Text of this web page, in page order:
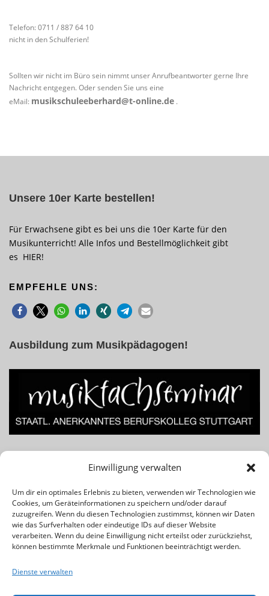
Einwilligung verwalten
Um dir ein optimales Erlebnis zu bieten, verwenden wir Technologien wie
Cookies, um Geräteinformationen zu speichern und/oder darauf
zuzugreifen. Wenn du diesen Technologien zustimmst, können wir Daten
wie das Surfverhalten oder eindeutige IDs auf dieser Website
verarbeiten. Wenn du deine Einwilligung nicht erteilst oder zurückziehst,
können bestimmte Merkmale und Funktionen beeinträchtigt werden.
Dienste verwalten
Telefon: 0711 / 887 64 10
nicht in den Schulferien!
Sollten wir nicht im Büro sein nimmt unser Anrufbeantworter gerne Ihre
Nachricht entgegen. Oder senden Sie uns eine
eMail: musikschuleeberhard@t-online.de .
Unsere 10er Karte bestellen!
Für Erwachsene gibt es bei uns die 10er Karte für den
Musikunterricht! Alle Infos und Bestellmöglichkeit gibt
es HIER!
EMPFEHLE UNS:
Ausbildung zum Musikpädagogen!
Lust am Beruf des Musiklehrers bzw. Musikpädagogen? Für
Infos einfach das Banner klicken!
Rechtliches & Wichtiges:
Kontakt
Datenschutz